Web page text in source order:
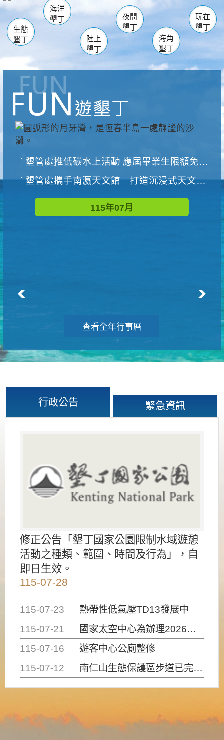
恆春 佳樂水
龍鑾潭自然中心 森林遊樂區
瓊麻館
關山 墾管處遊客中心
社頂公園 風吹沙
船帆石
白砂 龍磐公園
香蕉灣
砂島
鵝鑾鼻
生態
墾丁
海洋
墾丁
陸上
墾丁
夜間
墾丁
海角
墾丁
玩在
墾丁
墾管處推低碳水上活動 應屆畢業生限額免費參加
墾管處攜手南瀛天文館 打造沉浸式天文探索營隊
115年07月
查看全年行事曆
行政公告 緊急資訊
修正公告「墾丁國家公園限制水域遊憩
活動之種類、範圍、時間及行為」，自
即日生效。
115-07-28
115-07-23
熱帶性低氣壓TD13發展中
115-07-21
國家太空中心為辦理2026台灣盃火箭競賽，陸、海、空域警戒及協調相關事宜，因颱風備案事宜
115-07-16
遊客中心公廁整修
115-07-12
南仁山生態保護區步道已完成修復，自115年7月13日（星期一）起恢復開放入園，歡迎民眾依規定申請入園....